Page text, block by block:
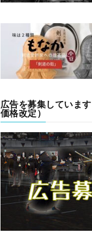
広告を募集していま
価格改定）